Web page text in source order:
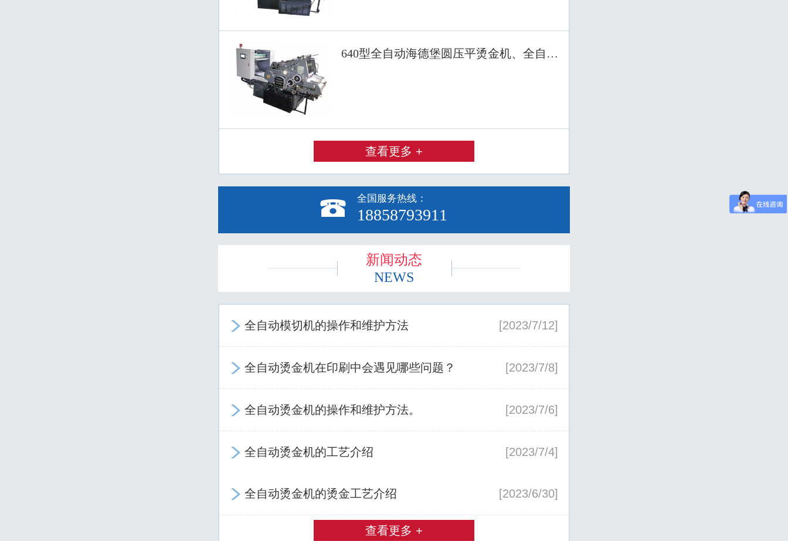
640型全自动海德堡圆压平烫金机、全自动模切机
查看更多 +
 全国服务热线：
18858793911
新闻动态
NEWS
 [2023/7/12]
全自动模切机的操作和维护方法
 [2023/7/8]
全自动烫金机在印刷中会遇见哪些问题？
 [2023/7/6]
全自动烫金机的操作和维护方法。
 [2023/7/4]
全自动烫金机的工艺介绍
 [2023/6/30]
全自动烫金机的烫金工艺介绍
查看更多 +